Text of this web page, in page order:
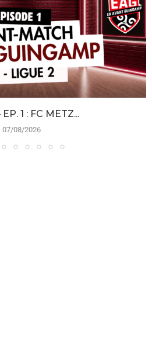
EP. 1 : FC METZ...
07/08/2026